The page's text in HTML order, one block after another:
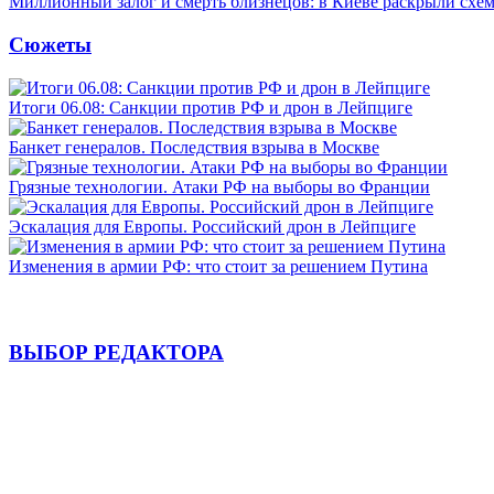
Сюжеты
Итоги 06.08: Санкции против РФ и дрон в Лейпциге
Банкет генералов. Последствия взрыва в Москве
Грязные технологии. Атаки РФ на выборы во Франции
Эскалация для Европы. Российский дрон в Лейпциге
Изменения в армии РФ: что стоит за решением Путина
ВЫБОР РЕДАКТОРА